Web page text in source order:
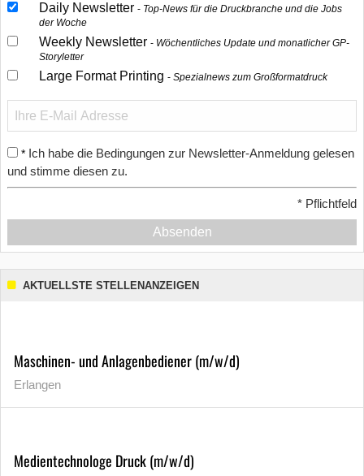
Daily Newsletter
Top-News für die Druckbranche und die Jobs
der Woche
Weekly Newsletter
Wöchentliches Update und monatlicher GP-
Storyletter
Large Format Printing Spezialnews zum Großformatdruck
* Ich habe die Bedingungen zur Newsletter-Anmeldung gelesen
und stimme diesen zu.
* Pflichtfeld
Absenden
AKTUELLSTE STELLENANZEIGEN
Maschinen- und Anlagenbediener (m/w/d)
Erlangen
Medientechnologe Druck (m/w/d)